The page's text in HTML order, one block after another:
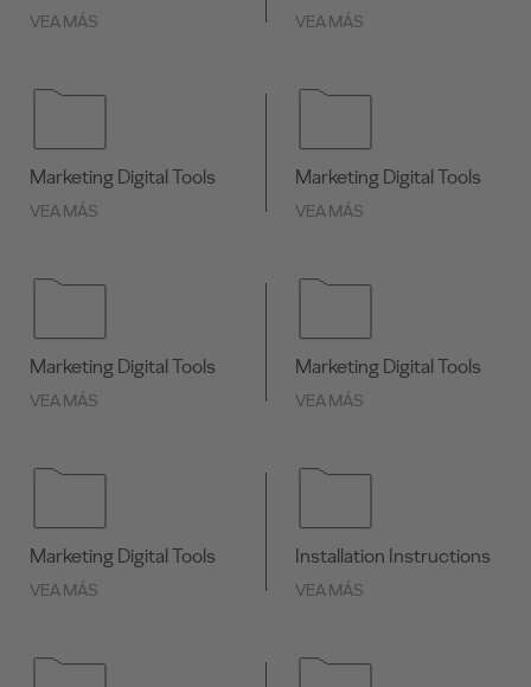
VEA MÁS VEA MÁS
Marketing Digital Tools
VEA MÁS
Marketing Digital Tools
VEA MÁS
Marketing Digital Tools
VEA MÁS
Marketing Digital Tools
VEA MÁS
Marketing Digital Tools
VEA MÁS
Installation Instructions
VEA MÁS